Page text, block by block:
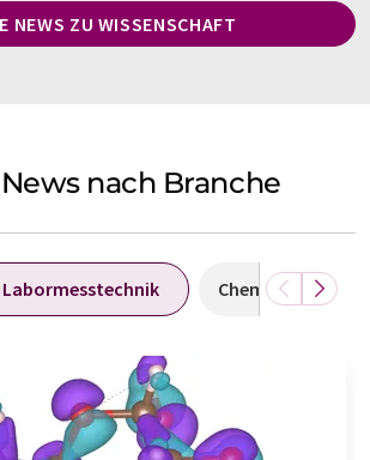
NEWS ZU WISSENSCHAFT
nach Branche
Chemie